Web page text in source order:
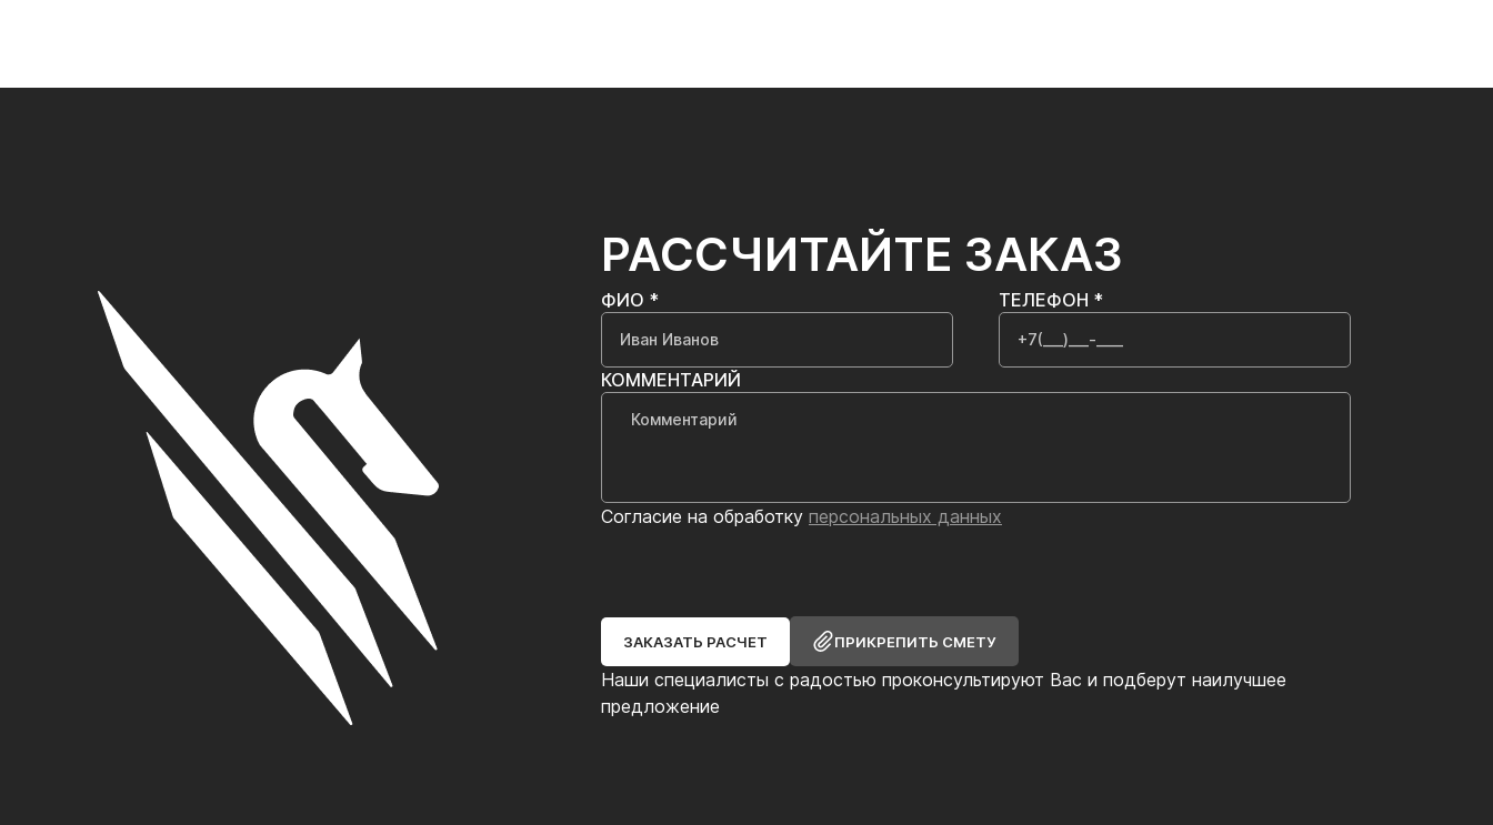
РАССЧИТАЙТЕ ЗАКАЗ
Наши специалисты с радостью проконсультируют Вас и подберут наилучшее
предложение
ФИО * ТЕЛЕФОН *
КОММЕНТАРИЙ
Согласие на обработку персональных данных
ЗАКАЗАТЬ РАСЧЕТ ПРИКРЕПИТЬ СМЕТУ